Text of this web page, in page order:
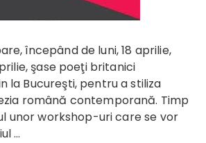
şase poeţi britanici
la Bucureşti, pentru a stiliza
română contemporană. Timp
unor workshop-uri care se vor
…